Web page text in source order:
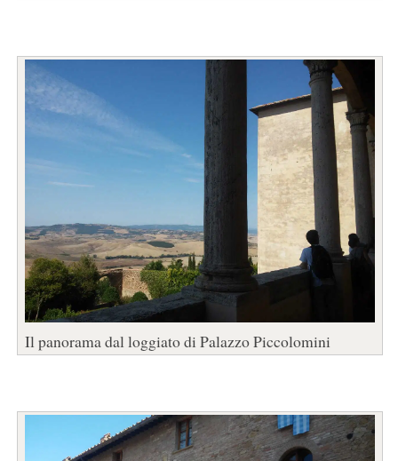
Il panorama dal loggiato di Palazzo Piccolomini